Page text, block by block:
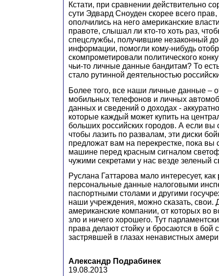
Кстати, при сравнении действительно
сути Эдвард Сноуден скорее всего прав,
ополчились на него американские
правоте, слышал ли кто-то хоть раз,
спецслужбы, получившие незаконный
информации, помогли кому-нибудь
скомпрометировали политического
чьи-то личные данные бандитам? То
стало рутинной деятельностью
Более того, все наши личные данные –
мобильных телефонов и личных
данных и сведений о доходах -
которые каждый может купить на
больших российских городов. А если
чтобы лазить по развалам, эти диски
предложат вам на перекрестке, пока вы
машине перед красным сигналом
чужими секретами у нас везде зеленый
Руслана Гаттарова мало интересует,
персональные данные налоговыми
паспортными столами и другими
наши учреждения, можно сказать, свои.
американские компании, от которых во
зло и ничего хорошего. Тут
права делают стойку и бросаются в бой
застрявшей в глазах ненавистных
Александр Подрабинек
19.08.2013